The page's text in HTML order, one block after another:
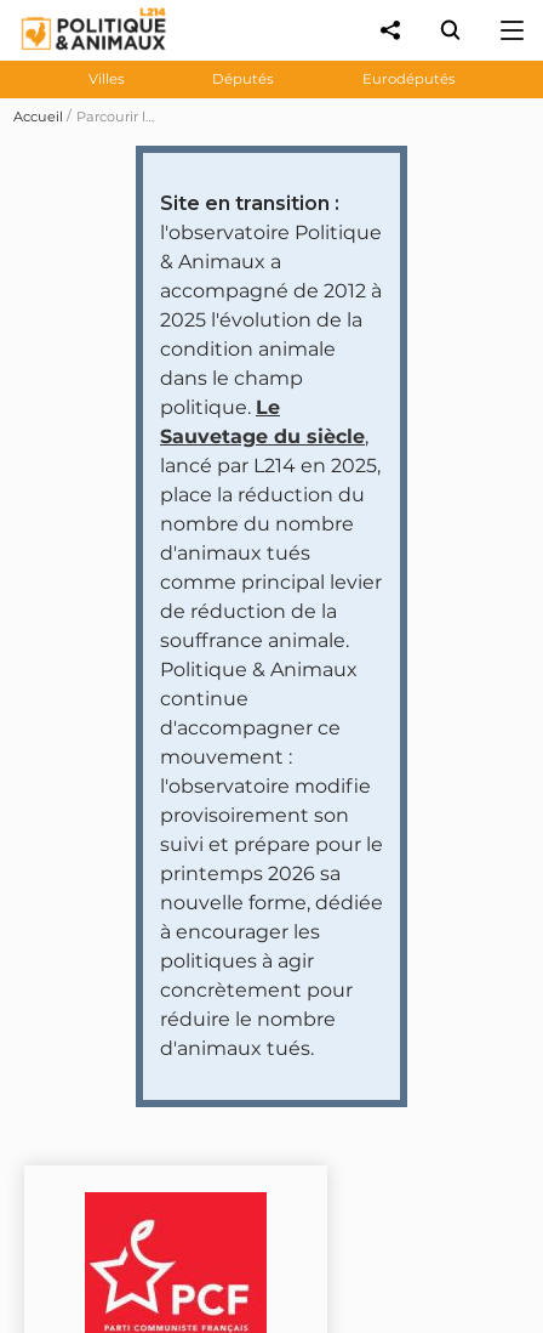
Villes Députés Eurodéputés
Accueil Parcourir les prises de position des personnalités et partis politiques
Site en transition :
l'observatoire Politique
& Animaux a
accompagné de 2012 à
2025 l'évolution de la
condition animale
dans le champ
politique. Le
Sauvetage du siècle,
lancé par L214 en 2025,
place la réduction du
nombre du nombre
d'animaux tués
comme principal levier
de réduction de la
souffrance animale.
Politique & Animaux
continue
d'accompagner ce
mouvement :
l'observatoire modifie
provisoirement son
suivi et prépare pour le
printemps 2026 sa
nouvelle forme, dédiée
à encourager les
politiques à agir
concrètement pour
réduire le nombre
d'animaux tués.